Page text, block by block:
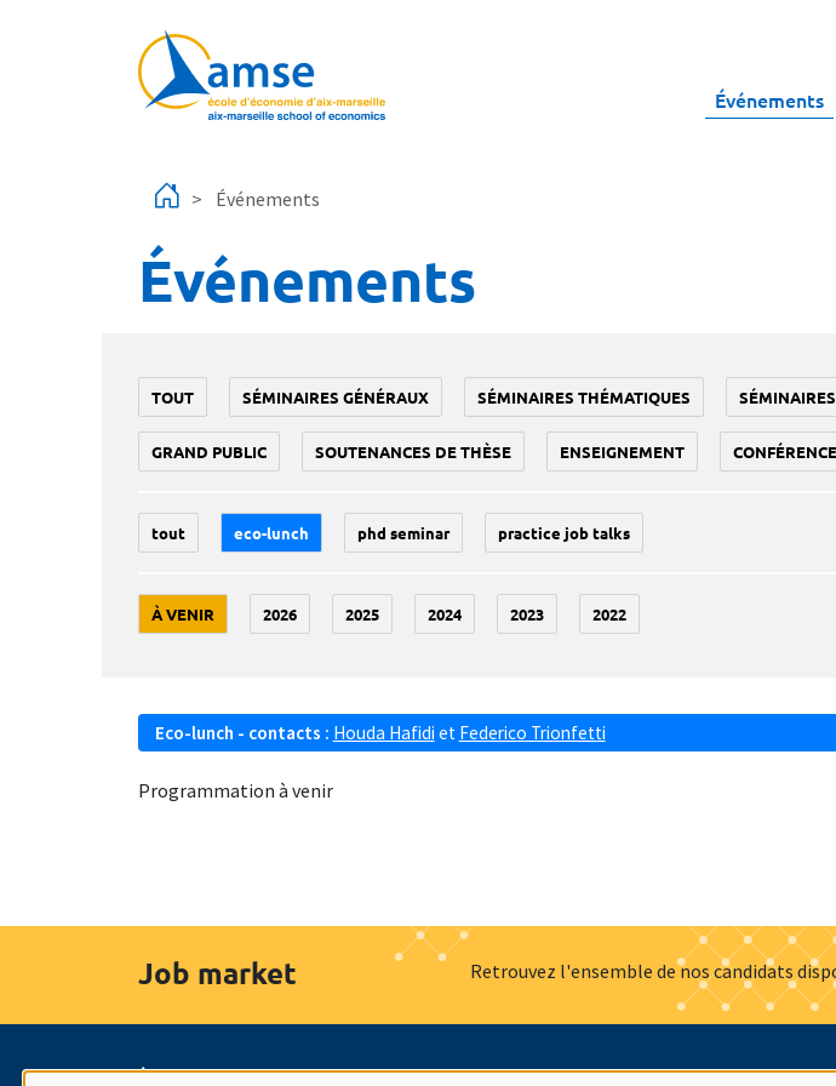
Événements
Événements
Événements
TOUT SÉMINAIRES GÉNÉRAUX SÉMINAIRES THÉMATIQUES
GRAND PUBLIC SOUTENANCES DE THÈSE ENSEIGNEMENT
tout eco-lunch phd seminar practice job talks
À VENIR 2026 2025 2024 2023 2022
Eco-lunch - contacts : Houda Hafidi et Federico Trionfetti
Programmation à venir
Job market Retrouvez l'ensemble de nos candidats
À propos Nos engagements Hommage à Actualités Offres d'emploi